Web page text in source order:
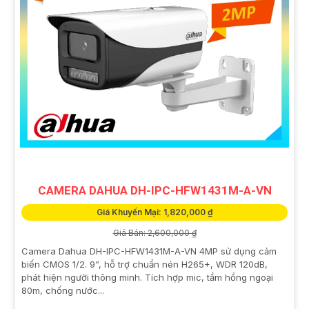
CAMERA DAHUA DH-IPC-HFW1431M-A-VN
Giá Khuyến Mại: 1,820,000 ₫
Giá Bán: 2,600,000 ₫
Camera Dahua DH-IPC-HFW1431M-A-VN 4MP sử dụng cảm
biến CMOS 1/2. 9”, hỗ trợ chuẩn nén H265+, WDR 120dB,
phát hiện người thông minh. Tích hợp mic, tầm hồng ngoại
80m, chống nước...